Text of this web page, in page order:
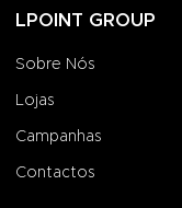
LPOINT GROUP
Sobre Nós
Lojas
Campanhas
Contactos